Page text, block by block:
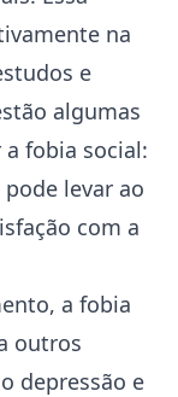
na
e
algumas
fobia social:
levar ao
com a
a fobia
outros
depressão e